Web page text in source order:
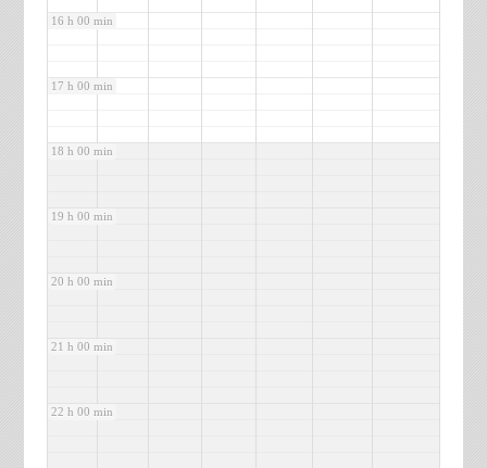
16 h 00 min
17 h 00 min
18 h 00 min
19 h 00 min
20 h 00 min
21 h 00 min
22 h 00 min